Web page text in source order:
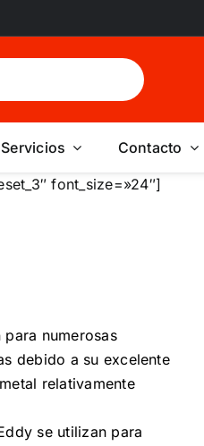
Servicios Contacto
font_size=»24″]
numerosas
debido a su excelente
relativamente
se utilizan para